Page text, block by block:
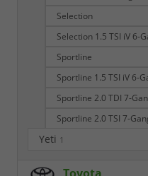
Selection
Selection 1.5 TSI iV 6-
Sportline
Sportline 1.5 TSI iV 6-
Sportline 2.0 TDI 7-
Sportline 2.0 TSI 7-
Yeti 1